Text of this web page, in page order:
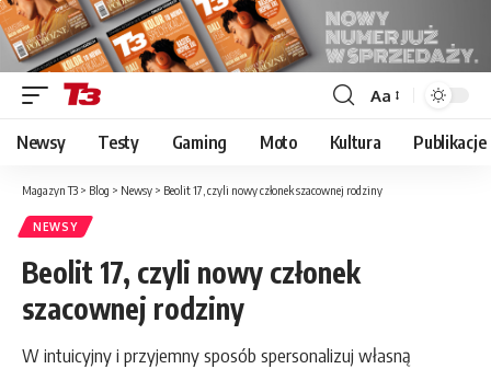
Font
Resizer
Aa
Newsy Testy Gaming Moto Kultura Publikacje
Magazyn T3 > Blog > Newsy > Beolit 17, czyli nowy członek szacownej rodziny
NEWSY
Beolit 17, czyli nowy członek
szacownej rodziny
W intuicyjny i przyjemny sposób spersonalizuj własną